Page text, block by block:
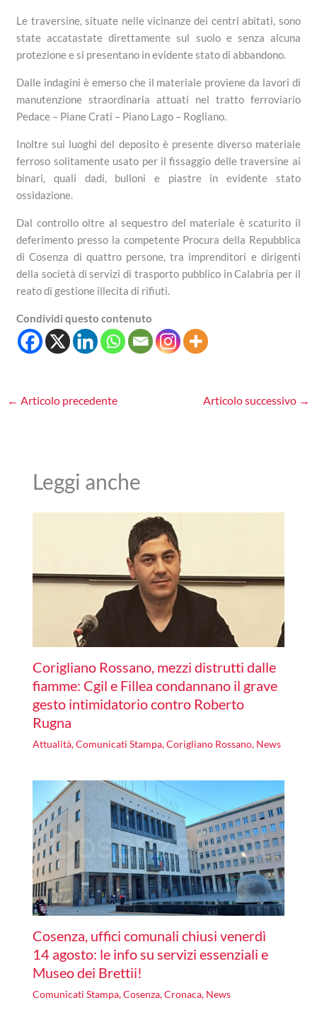
Le traversine, situate nelle vicinanze dei centri abitati, sono
state accatastate direttamente sul suolo e senza alcuna
protezione e si presentano in evidente stato di abbandono.
Dalle indagini è emerso che il materiale proviene da lavori di
manutenzione straordinaria attuati nel tratto ferroviario
Pedace – Piane Crati – Piano Lago – Rogliano.
Inoltre sui luoghi del deposito è presente diverso materiale
ferroso solitamente usato per il fissaggio delle traversine ai
binari, quali dadi, bulloni e piastre in evidente stato
ossidazione.
Dal controllo oltre al sequestro del materiale è scaturito il
deferimento presso la competente Procura della Repubblica
di Cosenza di quattro persone, tra imprenditori e dirigenti
della società di servizi di trasporto pubblico in Calabria per il
reato di gestione illecita di rifiuti.
Condividi questo contenuto
← Articolo precedente Articolo successivo →
Leggi anche
Corigliano Rossano, mezzi distrutti dalle
fiamme: Cgil e Fillea condannano il grave
gesto intimidatorio contro Roberto
Rugna
Attualità,Comunicati Stampa,Corigliano Rossano, News
Cosenza, uffici comunali chiusi venerdì
14 agosto: le info su servizi essenziali e
Museo dei Brettii!
Comunicati Stampa,Cosenza,Cronaca, News